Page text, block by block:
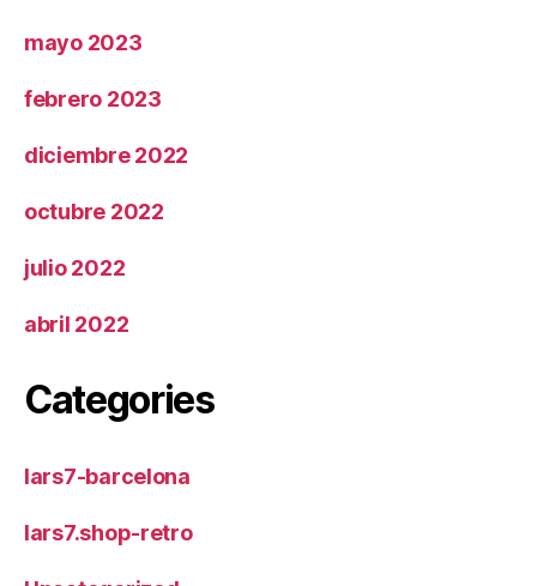
mayo 2023
febrero 2023
diciembre 2022
octubre 2022
julio 2022
abril 2022
Categories
lars7-barcelona
lars7.shop-retro